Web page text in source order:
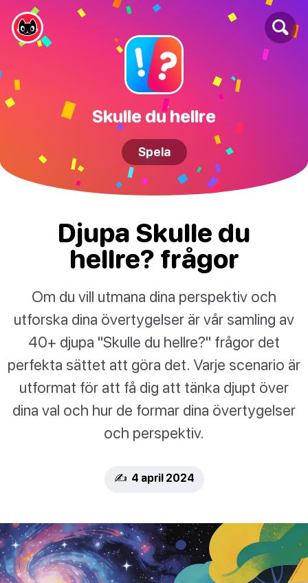
Skulle du hellre
Spela
Djupa Skulle du
hellre? frågor
Om du vill utmana dina perspektiv och
utforska dina övertygelser är vår samling av
40+ djupa "Skulle du hellre?" frågor det
perfekta sättet att göra det. Varje scenario är
utformat för att få dig att tänka djupt över
dina val och hur de formar dina övertygelser
och perspektiv.
✍️ 4 april 2024